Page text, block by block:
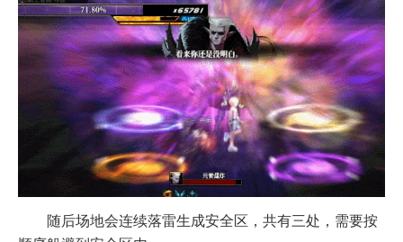
随后场地会连续落雷生成安全区，共有三处，需要按